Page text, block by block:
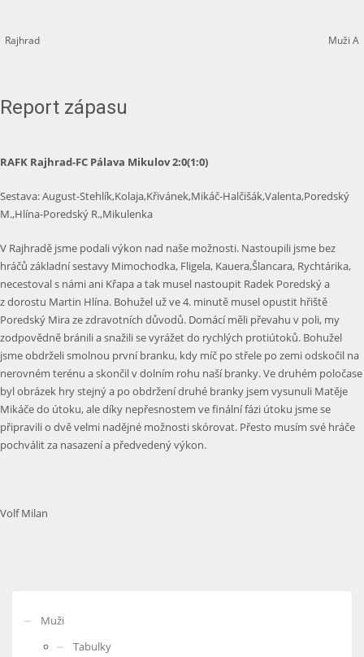
Rajhrad Muži A
Report zápasu
RAFK Rajhrad-FC Pálava Mikulov 2:0(1:0)
Sestava: August-Stehlík,Kolaja,Křivánek,Mikáč-Halčišák,Valenta,Poredský
M.,Hlína-Poredský R.,Mikulenka
V Rajhradě jsme podali výkon nad naše možnosti. Nastoupili jsme bez
hráčů základní sestavy Mimochodka, Fligela, Kauera,Šlancara, Rychtárika,
necestoval s námi ani Křapa a tak musel nastoupit Radek Poredský a
z dorostu Martin Hlína. Bohužel už ve 4. minutě musel opustit hřiště
Poredský Mira ze zdravotních důvodů. Domácí měli převahu v poli, my
zodpovědně bránili a snažili se vyrážet do rychlých protiútoků. Bohužel
jsme obdrželi smolnou první branku, kdy míč po střele po zemi odskočil na
nerovném terénu a skončil v dolním rohu naší branky. Ve druhém poločase
byl obrázek hry stejný a po obdržení druhé branky jsem vysunuli Matěje
Mikáče do útoku, ale díky nepřesnostem ve finální fázi útoku jsme se
připravili o dvě velmi nadějné možnosti skórovat. Přesto musím své hráče
pochválit za nasazení a předvedený výkon.
Volf Milan
Muži
Tabulky